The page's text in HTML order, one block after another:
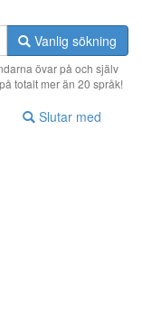
Vanlig sökning
övar på och själv
totalt mer än 20 språk!
Slutar med